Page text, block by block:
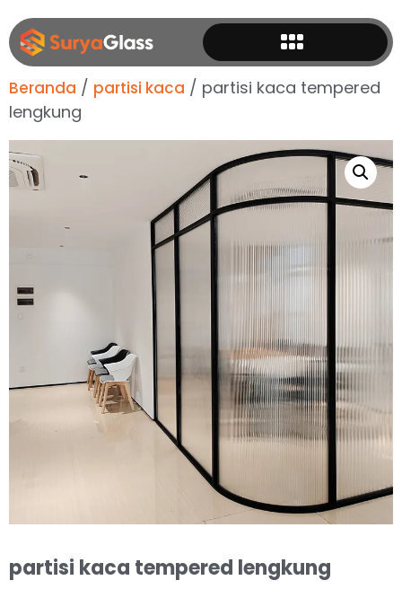
Beranda / partisi kaca / partisi kaca tempered
lengkung
partisi kaca tempered lengkung